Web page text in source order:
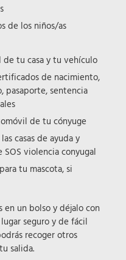
de los niños/as
tu casa y tu vehículo
de nacimiento,
pasaporte, sentencia
de tu cónyuge
casas de ayuda y
violencia conyugal
tu mascota, si
un bolso y déjalo con
seguro y de fácil
recoger otros
salida.